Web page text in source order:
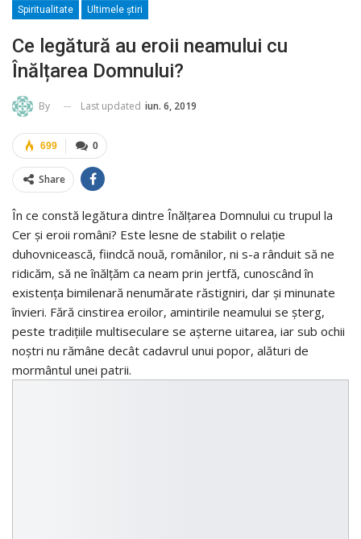
Spiritualitate Ultimele ştiri
Ce legătură au eroii neamului cu
Înălțarea Domnului?
By Last updated iun. 6, 2019
0
699
Share
În ce constă legătura dintre Înălțarea Domnului cu trupul la
Cer și eroii români? Este lesne de stabilit o relație
duhovnicească, fiindcă nouă, românilor, ni s-a rânduit să ne
ridicăm, să ne înălțăm ca neam prin jertfă, cunoscând în
existența bimilenară nenumărate răstigniri, dar și minunate
învieri. Fără cinstirea eroilor, amintirile neamului se șterg,
peste tradițiile multiseculare se așterne uitarea, iar sub ochii
noștri nu rămâne decât cadavrul unui popor, alături de
mormântul unei patrii.